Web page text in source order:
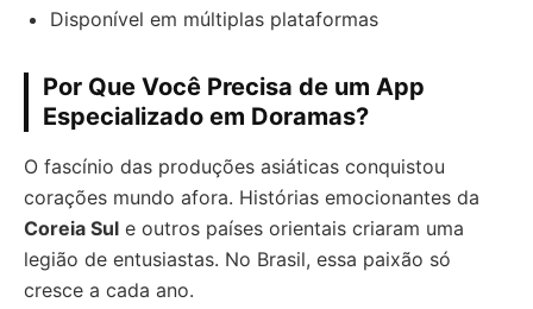
Disponível em múltiplas plataformas
Por Que Você Precisa de um App
Especializado em Doramas?
O fascínio das produções asiáticas conquistou
corações mundo afora. Histórias emocionantes da
Coreia Sul e outros países orientais criaram uma
legião de entusiastas. No Brasil, essa paixão só
cresce a cada ano.